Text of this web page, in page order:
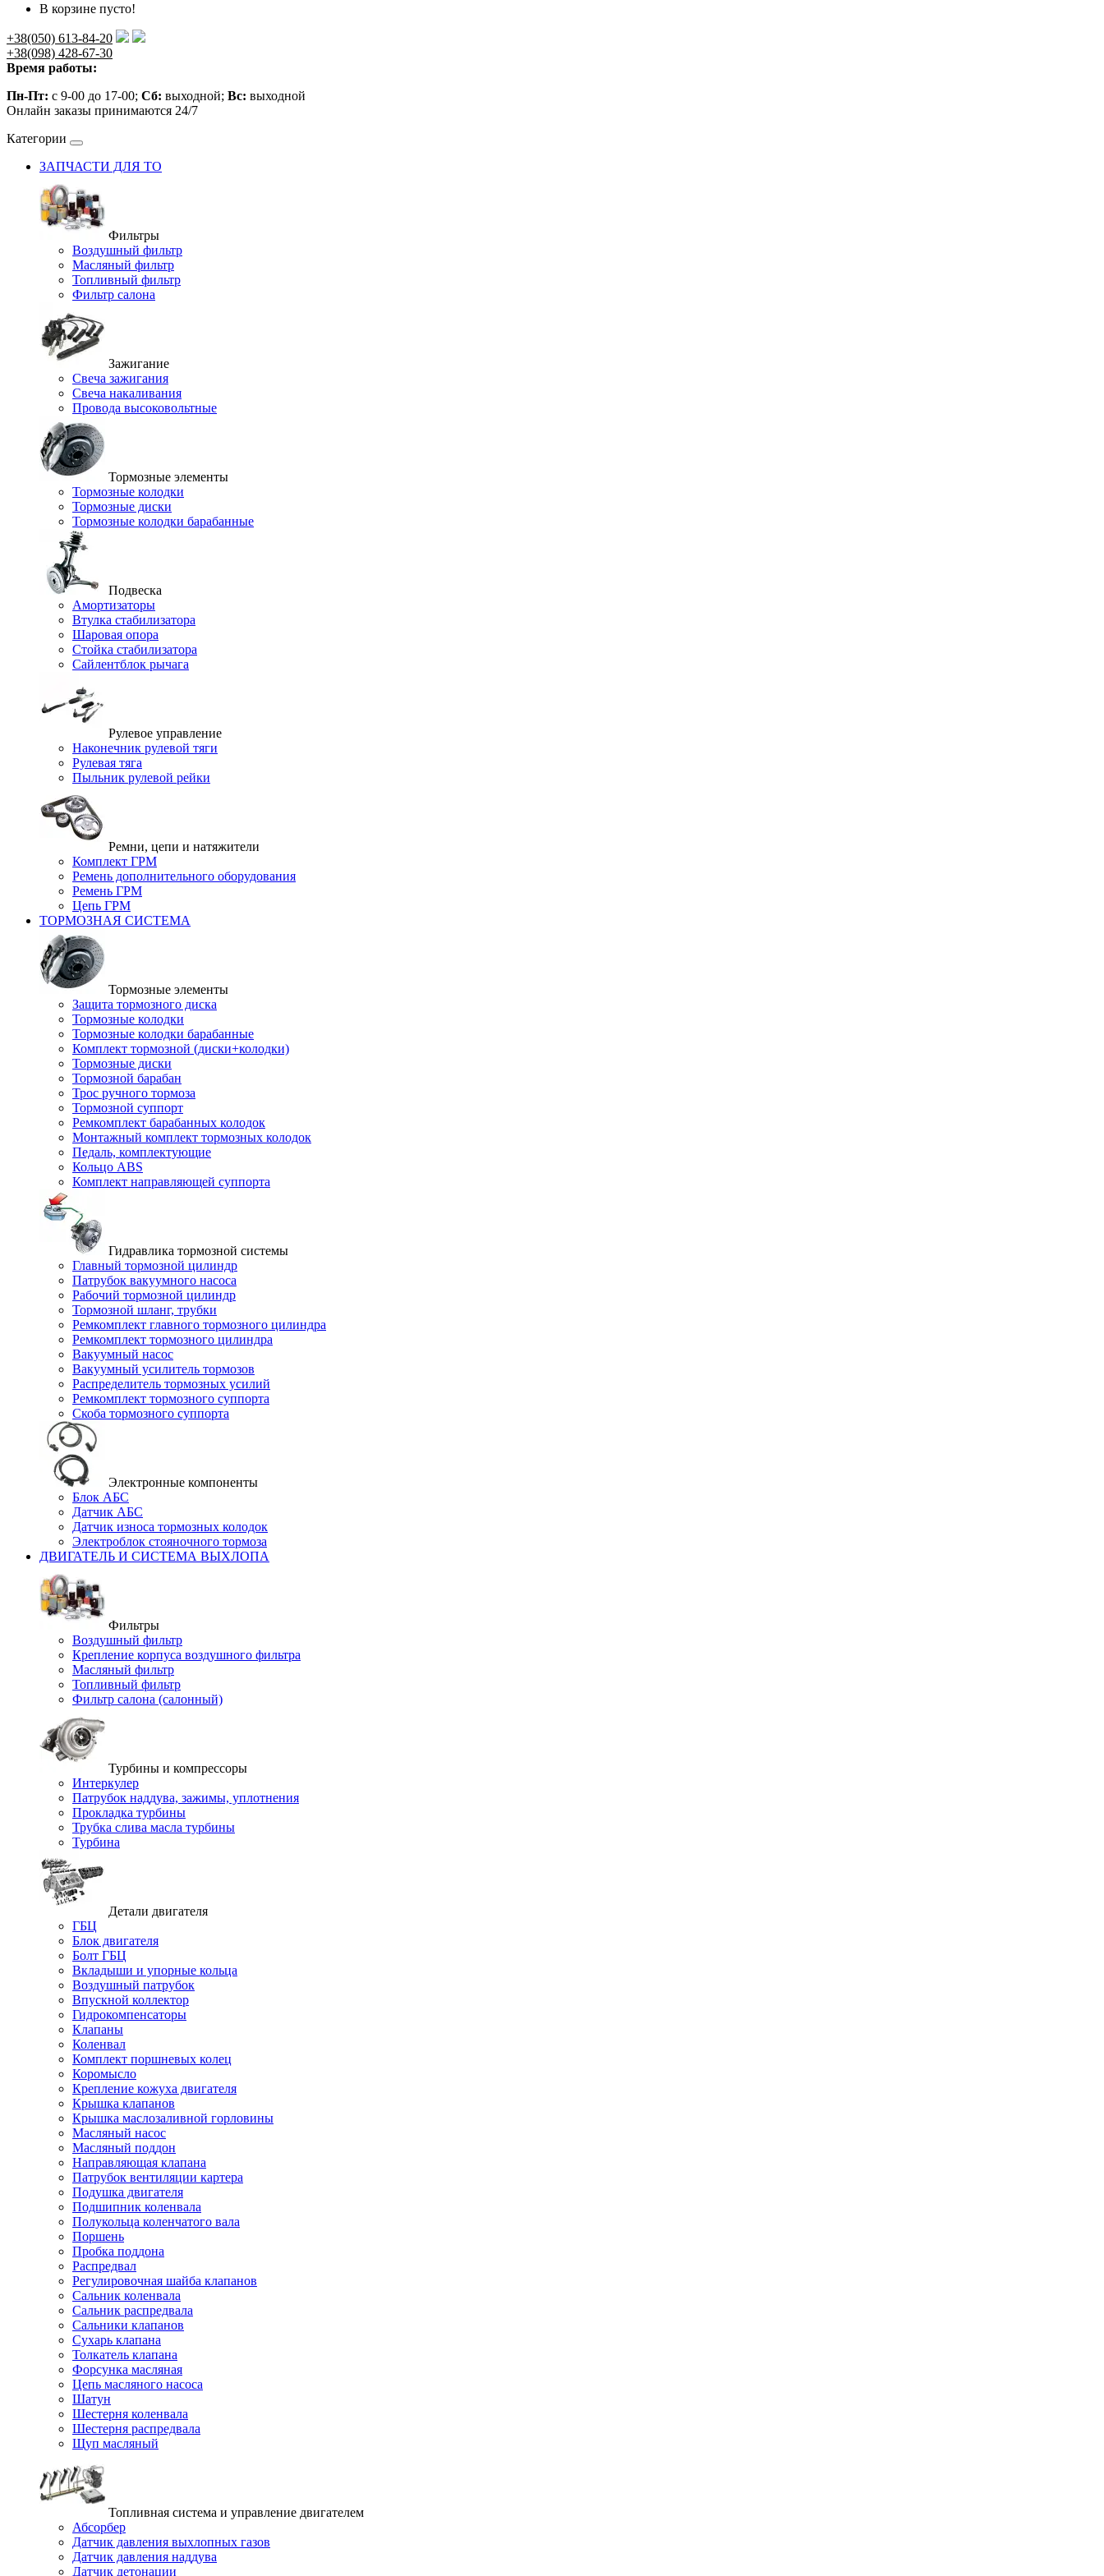
В корзине пусто!
+38(050) 613-84-20
+38(098) 428-67-30
Время работы:
Пн-Пт: с 9-00 до 17-00; Сб: выходной; Вс: выходной
Онлайн заказы принимаются 24/7
Категории
ЗАПЧАСТИ ДЛЯ ТО
Фильтры
Воздушный фильтр
Масляный фильтр
Топливный фильтр
Фильтр салона
Зажигание
Свеча зажигания
Свеча накаливания
Провода высоковольтные
Тормозные элементы
Тормозные колодки
Тормозные диски
Тормозные колодки барабанные
Подвеска
Амортизаторы
Втулка стабилизатора
Шаровая опора
Стойка стабилизатора
Сайлентблок рычага
Рулевое управление
Наконечник рулевой тяги
Рулевая тяга
Пыльник рулевой рейки
Ремни, цепи и натяжители
Комплект ГРМ
Ремень дополнительного оборудования
Ремень ГРМ
Цепь ГРМ
ТОРМОЗНАЯ СИСТЕМА
Тормозные элементы
Защита тормозного диска
Тормозные колодки
Тормозные колодки барабанные
Комплект тормозной (диски+колодки)
Тормозные диски
Тормозной барабан
Трос ручного тормоза
Тормозной суппорт
Ремкомплект барабанных колодок
Монтажный комплект тормозных колодок
Педаль, комплектующие
Кольцо ABS
Комплект направляющей суппорта
Гидравлика тормозной системы
Главный тормозной цилиндр
Патрубок вакуумного насоса
Рабочий тормозной цилиндр
Тормозной шланг, трубки
Ремкомплект главного тормозного цилиндра
Ремкомплект тормозного цилиндра
Вакуумный насос
Вакуумный усилитель тормозов
Распределитель тормозных усилий
Ремкомплект тормозного суппорта
Скоба тормозного суппорта
Электронные компоненты
Блок АБС
Датчик АБС
Датчик износа тормозных колодок
Электроблок стояночного тормоза
ДВИГАТЕЛЬ И СИСТЕМА ВЫХЛОПА
Фильтры
Воздушный фильтр
Крепление корпуса воздушного фильтра
Масляный фильтр
Топливный фильтр
Фильтр салона (салонный)
Турбины и компрессоры
Интеркулер
Патрубок наддува, зажимы, уплотнения
Прокладка турбины
Трубка слива масла турбины
Турбина
Детали двигателя
ГБЦ
Блок двигателя
Болт ГБЦ
Вкладыши и упорные кольца
Воздушный патрубок
Впускной коллектор
Гидрокомпенсаторы
Клапаны
Коленвал
Комплект поршневых колец
Коромысло
Крепление кожуха двигателя
Крышка клапанов
Крышка маслозаливной горловины
Масляный насос
Масляный поддон
Направляющая клапана
Патрубок вентиляции картера
Подушка двигателя
Подшипник коленвала
Полукольца коленчатого вала
Поршень
Пробка поддона
Распредвал
Регулировочная шайба клапанов
Сальник коленвала
Сальник распредвала
Сальники клапанов
Сухарь клапана
Толкатель клапана
Форсунка масляная
Цепь масляного насоса
Шатун
Шестерня коленвала
Шестерня распредвала
Щуп масляный
Топливная система и управление двигателем
Абсорбер
Датчик давления выхлопных газов
Датчик давления наддува
Датчик детонации